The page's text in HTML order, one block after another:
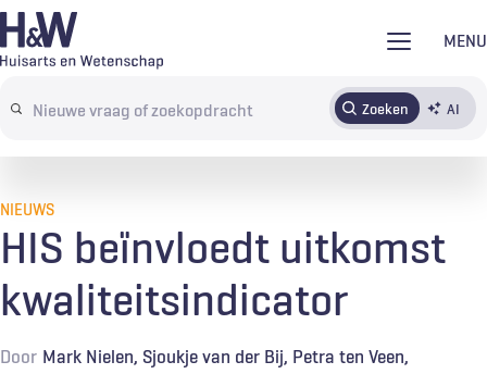
Overslaan
en
de
MENU
Search
terms
Zoeken AI
AbonnerenTijdschrift Inloggen
NIEUWS
HIS beïnvloedt uitkomst
kwaliteitsindicator
Door Mark Nielen Sjoukje van der Bij Petra ten Veen